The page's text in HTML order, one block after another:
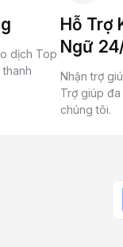
dịch Top
Hỗ Trợ
Ngữ
Nhận trợ
Trợ giúp
chúng tôi.